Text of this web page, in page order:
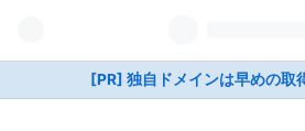
[PR] 独自ドメインは早めの取